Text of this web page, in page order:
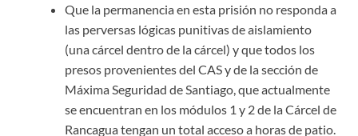
Que la permanencia en esta prisión no responda a
las perversas lógicas punitivas de aislamiento
(una cárcel dentro de la cárcel) y que todos los
presos provenientes del CAS y de la sección de
Máxima Seguridad de Santiago, que actualmente
se encuentran en los módulos 1 y 2 de la Cárcel de
Rancagua tengan un total acceso a horas de patio.